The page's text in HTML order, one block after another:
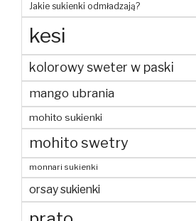
Jakie sukienki odmładzają?
kesi
kolorowy sweter w paski
mango ubrania
mohito sukienki
mohito swetry
monnari sukienki
orsay sukienki